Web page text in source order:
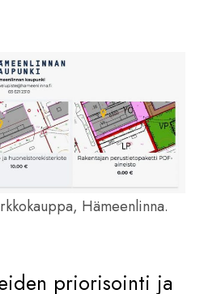
Hämeenlinna.
priorisointi ja